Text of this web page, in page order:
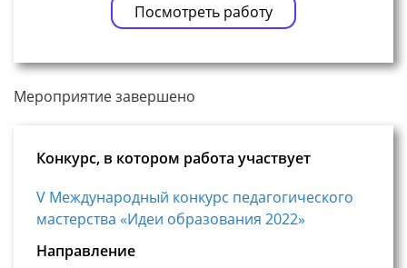
Посмотреть работу
Мероприятие завершено
Конкурс, в котором работа участвует
V Международный конкурс педагогического
мастерства «Идеи образования 2022»
Направление